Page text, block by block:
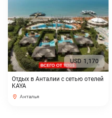
USD 1,170
Отдых в Анталии с сетью отелей
KAYA
Анталья